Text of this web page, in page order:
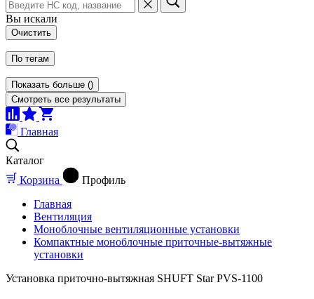
Вы искали
Очистить
По тегам
Показать больше ()
Смотреть все результаты
Главная
Каталог
Корзина
Профиль
Главная
Вентиляция
Моноблочные вентиляционные установки
Компактные моноблочные приточные-вытяжные
установки
Установка приточно-вытяжная SHUFT Star PVS-1100